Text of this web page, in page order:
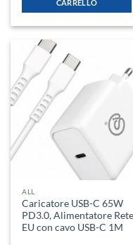
CARRELLO
ALL
Caricatore USB-C 65W
PD3.0, Alimentatore Rete
EU con cavo USB-C 1M